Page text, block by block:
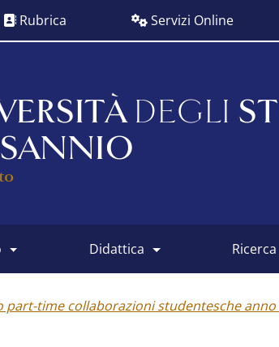
Rubrica Servizi Online
DEGLI
SANNIO
didattica ricerca
part-time collaborazioni studentesche anno